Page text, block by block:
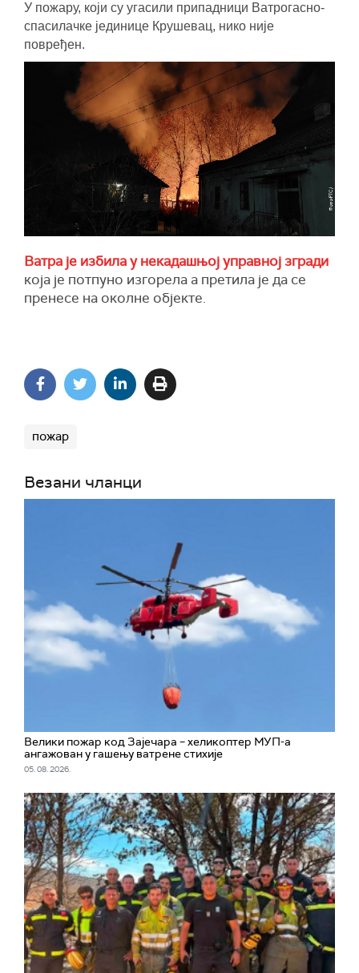
У пожару, који су угасили припадници Ватрогасно-
спасилачке јединице Крушевац, нико није
повређен.
Ватра је избила у некадашњој управној згради
која је потпуно изгорела а претила је да се
пренесе на околне објекте.
пожар
Везани чланци
Велики пожар код Зајечара – хеликоптер МУП-а
ангажован у гашењу ватрене стихије
05. 08. 2026.